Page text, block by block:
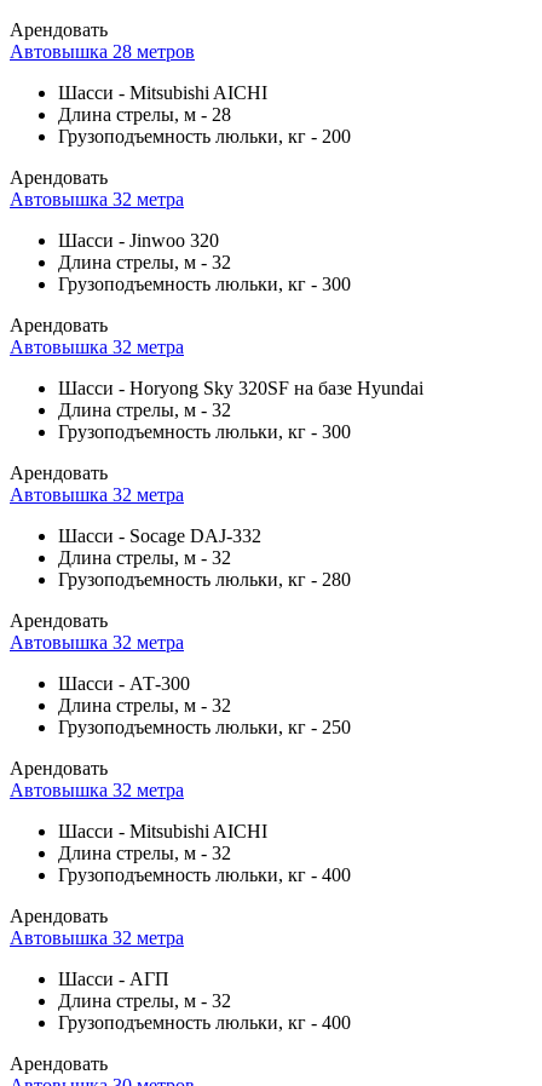
Арендовать
Автовышка 28 метров
Шасси - Mitsubishi AICHI
Длина стрелы, м - 28
Грузоподъемность люльки, кг - 200
Арендовать
Автовышка 32 метра
Шасси - Jinwoo 320
Длина стрелы, м - 32
Грузоподъемность люльки, кг - 300
Арендовать
Автовышка 32 метра
Шасси - Horyong Sky 320SF на базе Hyundai
Длина стрелы, м - 32
Грузоподъемность люльки, кг - 300
Арендовать
Автовышка 32 метра
Шасси - Socage DAJ-332
Длина стрелы, м - 32
Грузоподъемность люльки, кг - 280
Арендовать
Автовышка 32 метра
Шасси - АТ-300
Длина стрелы, м - 32
Грузоподъемность люльки, кг - 250
Арендовать
Автовышка 32 метра
Шасси - Mitsubishi AICHI
Длина стрелы, м - 32
Грузоподъемность люльки, кг - 400
Арендовать
Автовышка 32 метра
Шасси - АГП
Длина стрелы, м - 32
Грузоподъемность люльки, кг - 400
Арендовать